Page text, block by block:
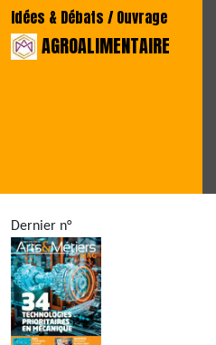
Idées & Débats / Ouvrage
AGROALIMENTAIRE
Dernier n°